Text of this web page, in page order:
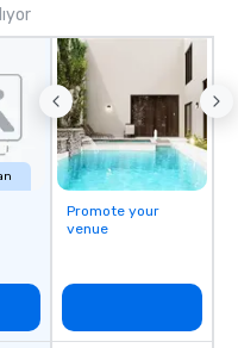
Promote your
venue